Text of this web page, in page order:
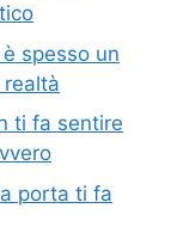
spesso un
ti fa sentire
porta ti fa